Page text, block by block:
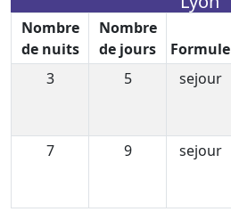
Nombre
de nuits
Nombre
de jours
Formule
3
5 sejour
7
9 sejour